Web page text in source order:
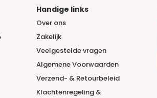
Handige links
Over ons
Zakelijk
Veelgestelde vragen
Algemene Voorwaarden
Verzend- & Retourbeleid
Klachtenregeling &